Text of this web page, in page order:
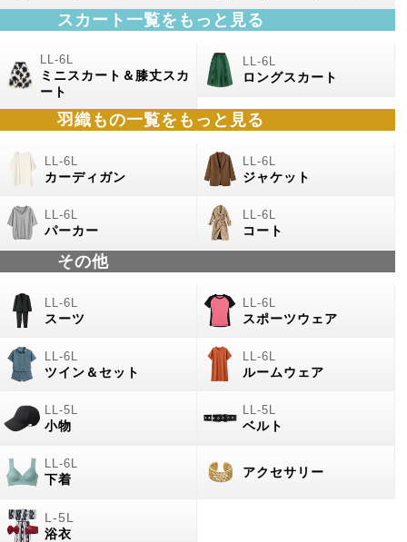
スカート一覧をもっと見る
ミニスカート＆膝丈スカ
ート
ロングスカート
羽織もの一覧をもっと見る
カーディガン ジャケット
パーカー コート
その他
スーツ スポーツウェア
ツイン＆セット ルームウェア
小物 ベルト
下着
アクセサリー
浴衣